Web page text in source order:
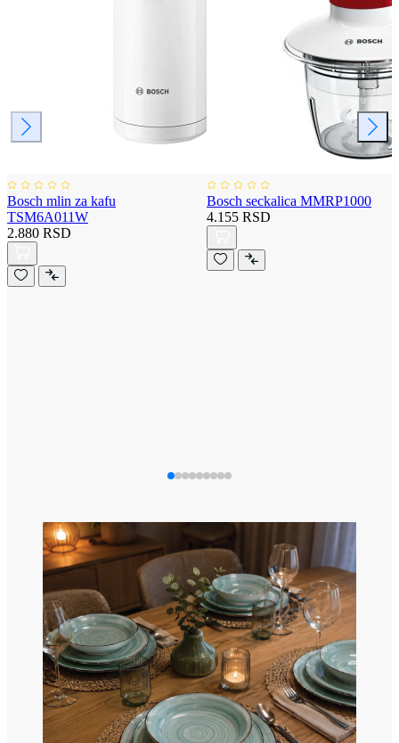
Bosch mlin za kafu
TSM6A011W
2.880 RSD
Bosch seckalica MMRP1000
4.155 RSD